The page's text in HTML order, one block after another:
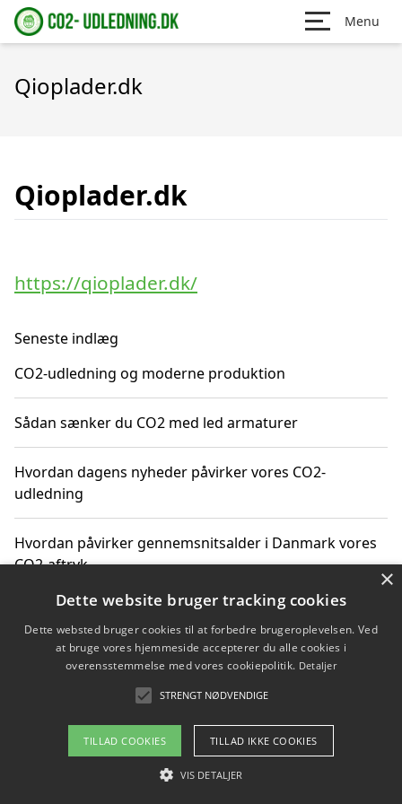
Menu
Qioplader.dk
Qioplader.dk
https://qioplader.dk/
Seneste indlæg
CO2-udledning og moderne produktion
Sådan sænker du CO2 med led armaturer
Hvordan dagens nyheder påvirker vores CO2-
udledning
Hvordan påvirker gennemsnitsalder i Danmark vores
CO2-aftryk
Hvordan nyheder om CO2-udledning påvirker vores
hverdag
Om / kontakt
Blog Betingelser
×
Dette website bruger tracking cookies
Dette websted bruger cookies til at forbedre brugeroplevelsen. Ved
at bruge vores hjemmeside accepterer du alle cookies i
overensstemmelse med vores cookiepolitik. Detaljer
STRENGT NØDVENDIGE
TILLAD COOKIES TILLAD IKKE COOKIES
VIS DETALJER